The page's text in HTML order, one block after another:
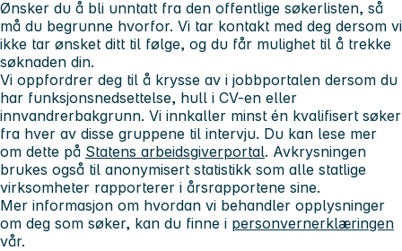
Ønsker du å bli unntatt fra den offentlige søkerlisten, så
må du begrunne hvorfor. Vi tar kontakt med deg dersom vi
ikke tar ønsket ditt til følge, og du får mulighet til å trekke
søknaden din.
Vi oppfordrer deg til å krysse av i jobbportalen dersom du
har funksjonsnedsettelse, hull i CV-en eller
innvandrerbakgrunn. Vi innkaller minst én kvalifisert søker
fra hver av disse gruppene til intervju. Du kan lese mer
om dette på Statens arbeidsgiverportal. Avkrysningen
brukes også til anonymisert statistikk som alle statlige
virksomheter rapporterer i årsrapportene sine.
Mer informasjon om hvordan vi behandler opplysninger
om deg som søker, kan du finne i personvernerklæringen
vår.